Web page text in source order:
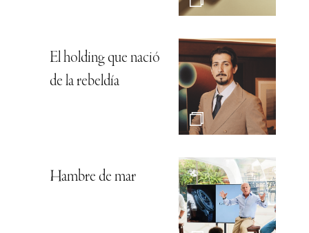
El holding que nació
de la rebeldía
Hambre de mar